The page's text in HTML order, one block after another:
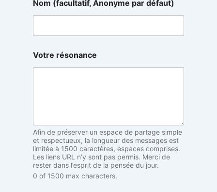
é
s
n
c
e
t
)
A
n
o
n
y
Nom (facultatif, Anonyme par défaut)
Votre résonance
Afin de préserver un espace de partage simple
et respectueux, la longueur des messages est
limitée à 1500 caractères, espaces comprises.
Les liens URL n’y sont pas permis. Merci de
rester dans l’esprit de la pensée du jour.
0 of 1500 max characters.